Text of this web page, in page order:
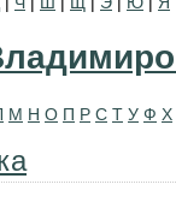
М Н О П Р С Т У Ф Х